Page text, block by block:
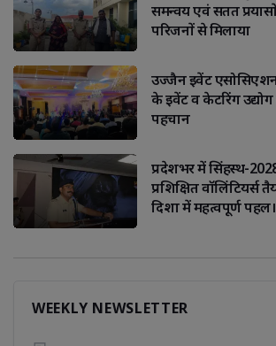
समन्वय एवं सतत
परिजनों से मिलाया
उज्जैन इवेंट
के इवेंट व केटरिंग
पहचान
प्रदेशभर में सिंहस्थ-
प्रशिक्षित वॉलिंटियर्स
दिशा में महत्वपूर्ण पहल।
WEEKLY NEWSLETTER